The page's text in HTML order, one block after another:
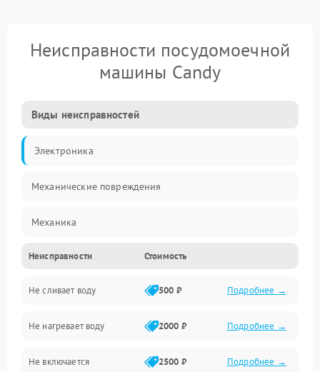
Неисправности посудомоечной
машины Candy
Виды неисправностей
Электроника
Механические повреждения
Механика
Управление
Электропитание
Датчики
Нагрев
Неисправности Стоимость
Не сливает воду 500 ₽ Подробнее →
Не нагревает воду 2000 ₽ Подробнее →
Не включается 2500 ₽ Подробнее →